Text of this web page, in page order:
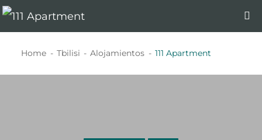
Home Tbilisi Alojamientos 111 Apartment